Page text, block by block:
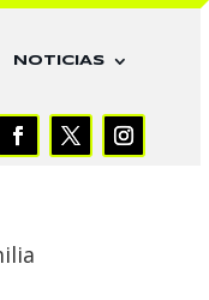
NOTICIAS